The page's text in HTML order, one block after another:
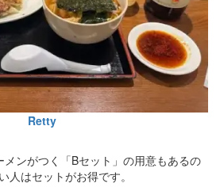
Retty
ンがつく「Bセット」の用意もあるの
人はセットがお得です。